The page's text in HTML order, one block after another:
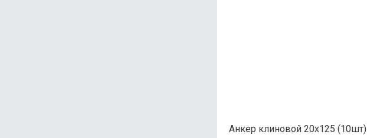
Анкер клиновой 20х125 (10шт)